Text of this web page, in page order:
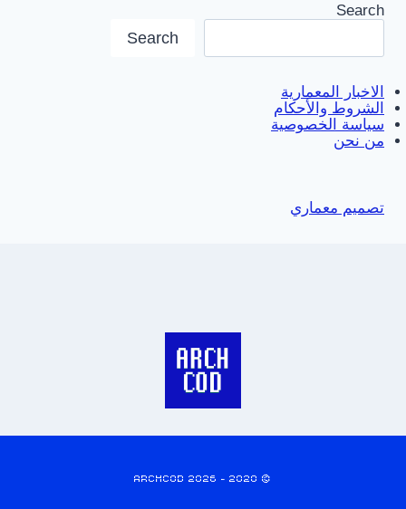
Search
Search
الاخبار المعمارية
الشروط والأحكام
سياسة الخصوصية
من نحن
تصميم معماري
© 2020 - 2026 ARCHCOD